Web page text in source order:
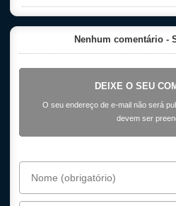
Nenhum comentário -
DEIXE O SEU
O seu endereço de e-mail não será
devem ser